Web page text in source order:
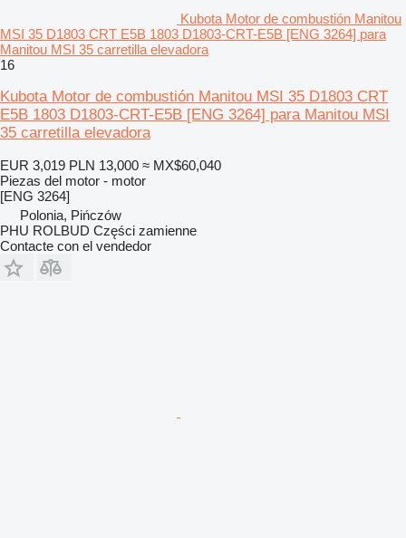
Kubota Motor de combustión Manitou
MSI 35 D1803 CRT E5B 1803 D1803-CRT-E5B [ENG 3264] para
Manitou MSI 35 carretilla elevadora
16
Kubota Motor de combustión Manitou MSI 35 D1803 CRT
E5B 1803 D1803-CRT-E5B [ENG 3264] para Manitou MSI
35 carretilla elevadora
EUR 3,019 PLN 13,000 ≈ MX$60,040
Piezas del motor - motor
[ENG 3264]
Polonia, Pińczów
PHU ROLBUD Części zamienne
Contacte con el vendedor